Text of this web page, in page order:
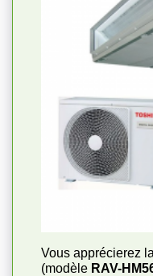
Vous apprécierez
(modèle RAV-